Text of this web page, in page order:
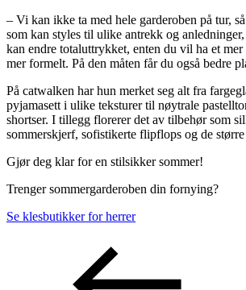
– Vi kan ikke ta med hele garderoben på tur,
som kan styles til ulike antrekk og
kan endre totaluttrykket, enten du vil ha et
mer formelt. På den måten får du også bedre
På catwalken har hun merket seg alt fra
pyjamasett i ulike teksturer til nøytrale
shortser. I tillegg florerer det av tilbehør som
sommerskjerf, sofistikerte flipflops og de
Gjør deg klar for en stilsikker sommer!
Trenger sommergarderoben din fornying?
Se klesbutikker for herrer